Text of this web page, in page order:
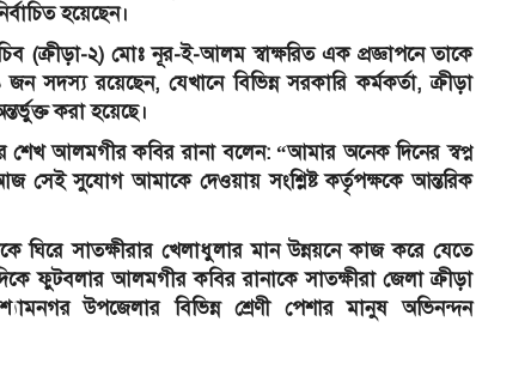
হয়েছেন।
(ক্রীড়া-২) মোঃ নূর-ই-আলম স্বাক্ষরিত এক প্রজ্ঞাপনে তাকে
রয়েছেন, যেখানে বিভিন্ন সরকারি কর্মকর্তা, ক্রীড়া
করা হয়েছে।
শেখ আলমগীর কবির রানা বলেন: “আমার অনেক দিনের স্বপ্ন
সেই সুযোগ আমাকে দেওয়ায় সংশ্লিষ্ট কর্তৃপক্ষকে আন্তরিক
সাতক্ষীরার খেলাধুলার মান উন্নয়নে কাজ করে যেতে
ফুটবলার আলমগীর কবির রানাকে সাতক্ষীরা জেলা ক্রীড়া
উপজেলার বিভিন্ন শ্রেণী পেশার মানুষ অভিনন্দন